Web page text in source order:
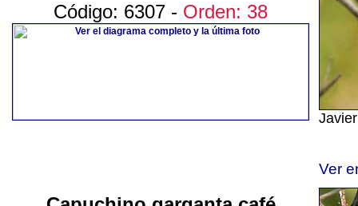
Código: 6307 - Orden: 38
Ver